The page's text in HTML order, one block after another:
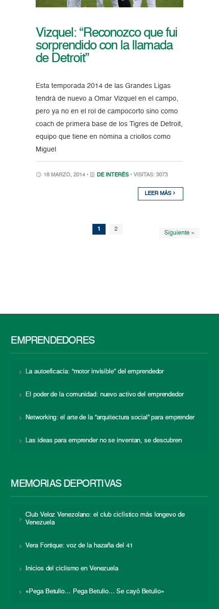
Vizquel: “Reconozco que fui
sorprendido con la llamada
de Detroit”
Esta temporada 2014 de las Grandes Ligas
tendrá de nuevo a Omar Vizquel en el campo,
pero ya no en el rol de campocorto sino como
coach de primera base de los Tigres de Detroit,
equipo que tiene en nómina a criollos como
Miguel
18 MARZO, 2014 • DE INTERÉS • VISITAS: 3073
LEER MÁS
1 2
Siguiente »
EMPRENDEDORES
La autoeficacia: “motor invisible” del emprendedor
El poder de la comunidad: nuevo activo del emprendedor
Networking: el arte de la “arquitectura social” para emprender
Las ideas para emprender no se inventan, se descubren
MEMORIAS DEPORTIVAS
Club Veloz Venezolano: el club ciclístico más longevo de
Venezuela
Vera Fortique: voz de la hazaña del 41
Inicios del ciclismo en Venezuela
«Pega Betulio… Pega Betulio… Se cayó Betulio»